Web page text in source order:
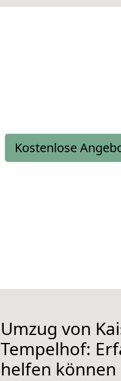
Kostenlose
Umzug von
Tempelhof:
helfen können